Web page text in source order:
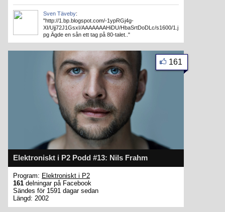
Sven Täveby:
"http://1.bp.blogspot.com/-1ypRGj4g-
XI/Ujj72J1GsxI/AAAAAAAHiDU/HbaSrtDoDLc/s1600/1.j
pg Ägde en sån ett tag på 80-talet.."
Elektroniskt i P2 Podd #13: Nils Frahm
161
Program: Elektroniskt i P2
161 delningar på Facebook
Sändes för 1591 dagar sedan
Längd: 2002